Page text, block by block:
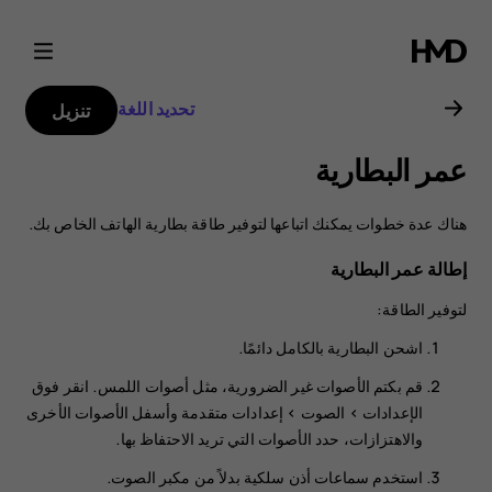
دليل
مستخدم
Nokia
G20
تحديد اللغة تنزيل
عمر البطارية
هناك عدة خطوات يمكنك اتباعها لتوفير طاقة بطارية الهاتف الخاص بك.
إطالة عمر البطارية
لتوفير الطاقة:
اشحن البطارية بالكامل دائمًا.
قم بكتم الأصوات غير الضرورية، مثل أصوات اللمس. انقر فوق
> الصوت > إعدادات متقدمة وأسفل الأصوات الأخرى
والاهتزازات، حدد الأصوات التي تريد الاحتفاظ بها.
استخدم سماعات أذن سلكية بدلاً من مكبر الصوت.